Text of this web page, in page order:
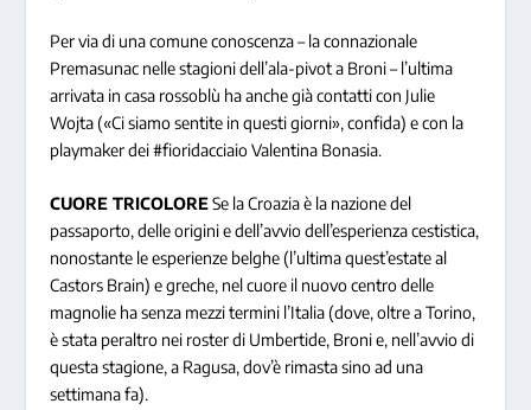
Per via di una comune conoscenza – la connazionale
Premasunac nelle stagioni dell’ala-pivot a Broni – l’ultima
arrivata in casa rossoblù ha anche già contatti con Julie
Wojta («Ci siamo sentite in questi giorni», confida) e con la
playmaker dei #fioridacciaio Valentina Bonasia.
CUORE TRICOLORESe la Croazia è la nazione del
passaporto, delle origini e dell’avvio dell’esperienza cestistica,
nonostante le esperienze belghe (l’ultima quest’estate al
Castors Brain) e greche, nel cuore il nuovo centro delle
magnolie ha senza mezzi termini l’Italia (dove, oltre a Torino,
è stata peraltro nei roster di Umbertide, Broni e, nell’avvio di
questa stagione, a Ragusa, dov’è rimasta sino ad una
settimana fa).